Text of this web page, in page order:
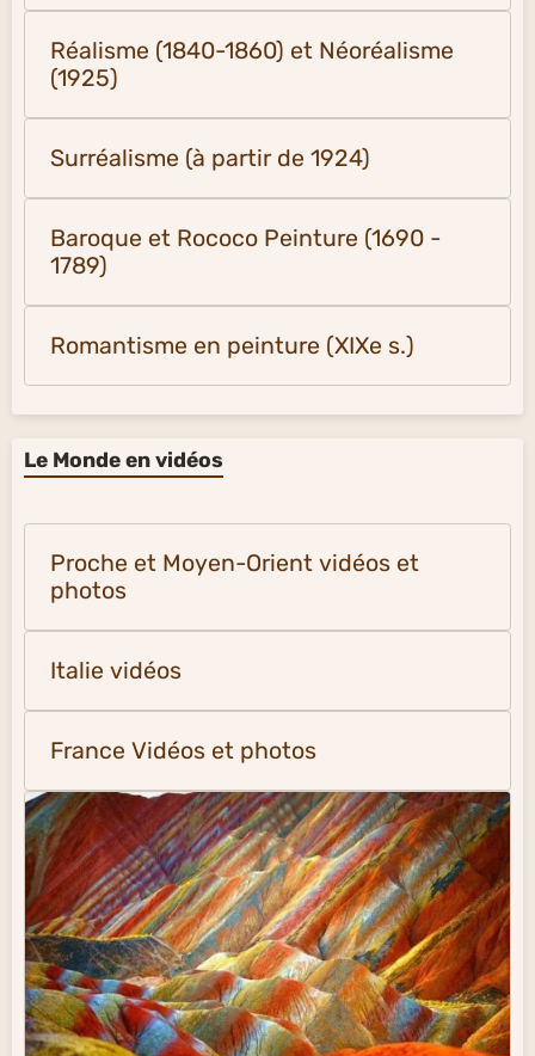
Réalisme (1840-1860) et Néoréalisme
(1925)
Surréalisme (à partir de 1924)
Baroque et Rococo Peinture (1690 -
1789)
Romantisme en peinture (XIXe s.)
Le Monde en vidéos
Proche et Moyen-Orient vidéos et
photos
Italie vidéos
France Vidéos et photos